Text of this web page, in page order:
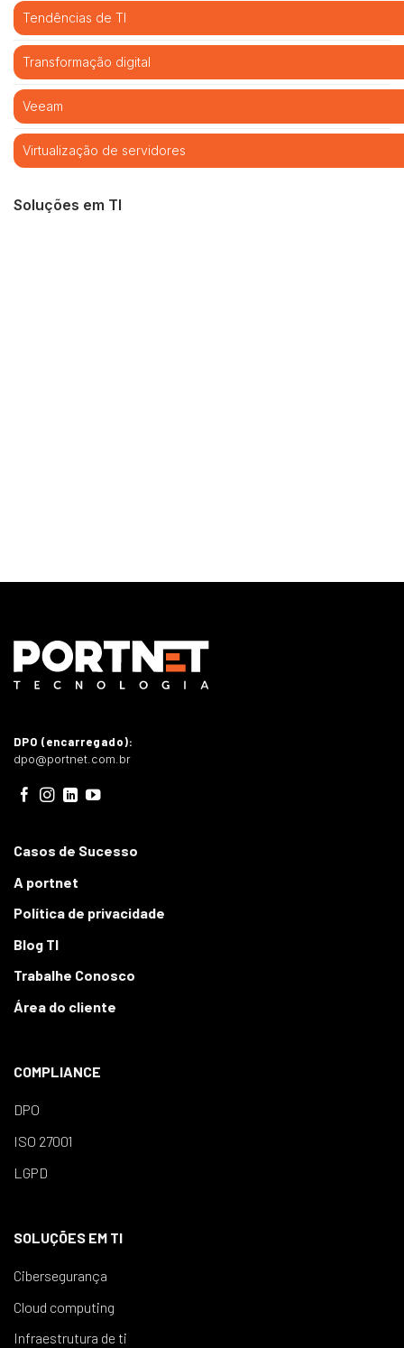
Tendências de TI
Transformação digital
Veeam
Virtualização de servidores
Soluções em TI
DPO (encarregado):
dpo@portnet.com.br
Casos de Sucesso
A portnet
Política de privacidade
Blog TI
Trabalhe Conosco
Área do cliente
COMPLIANCE
DPO
ISO 27001
LGPD
SOLUÇÕES EM TI
Cibersegurança
Cloud computing
Infraestrutura de ti